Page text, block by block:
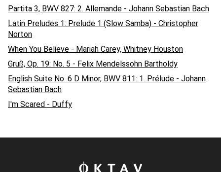
Partita 3, BWV 827: 2. Allemande - Johann Sebastian Bach
Latin Preludes 1: Prelude 1 (Slow Samba) - Christopher
Norton
When You Believe - Mariah Carey, Whitney Houston
Gruß, Op. 19: No. 5 - Felix Mendelssohn Bartholdy
English Suite No. 6 D Minor, BWV 811: 1. Prélude - Johann
Sebastian Bach
I'm Scared - Duffy